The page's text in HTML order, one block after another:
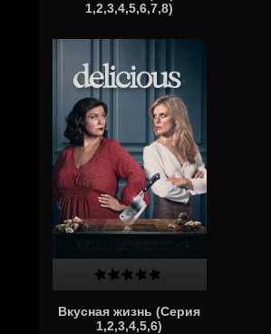
1,2,3,4,5,6,7,8)
Вкусная жизнь (Серия
1,2,3,4,5,6)